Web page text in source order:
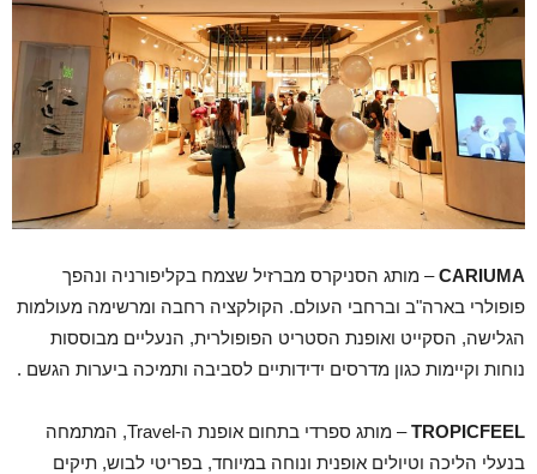
CARIUMA– מותג הסניקרס מברזיל שצמח בקליפורניה ונהפך
פופולרי בארה"ב וברחבי העולם. הקולקציה רחבה ומרשימה מעולמות
הגלישה, הסקייט ואופנת הסטריט הפופולרית, הנעליים מבוססות
נוחות וקיימות כגון מדרסים ידידותיים לסביבה ותמיכה ביערות הגשם .
TROPICFEEL
– מותג ספרדי בתחום אופנת ה-Travel, המתמחה
בנעלי הליכה וטיולים אופנית ונוחה במיוחד, בפריטי לבוש, תיקים